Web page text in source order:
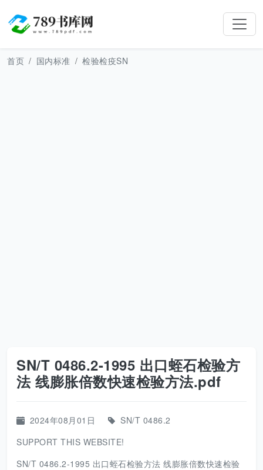
首页 国内标准 检验检疫SN
SN/T 0486.2-1995 出口蛭石检验方
法 线膨胀倍数快速检验方法.pdf
2024年08月01日
SN/T 0486.2
SUPPORT THIS WEBSITE!
SN/T 0486.2-1995 出口蛭石检验方法 线膨胀倍数快速检验